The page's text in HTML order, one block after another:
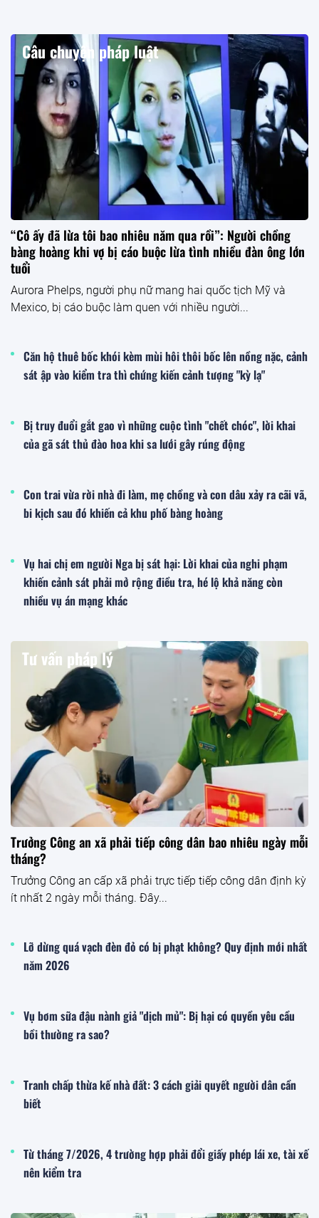
Câu chuyện pháp luật
“Cô ấy đã lừa tôi bao nhiêu năm qua rồi”: Người chồng
bàng hoàng khi vợ bị cáo buộc lừa tình nhiều đàn ông lớn
tuổi
Aurora Phelps, người phụ nữ mang hai quốc tịch Mỹ và
Mexico, bị cáo buộc làm quen với nhiều người...
Căn hộ thuê bốc khói kèm mùi hôi thôi bốc lên nồng nặc, cảnh
sát ập vào kiểm tra thì chứng kiến cảnh tượng "kỳ lạ"
Bị truy đuổi gắt gao vì những cuộc tình "chết chóc", lời khai
của gã sát thủ đào hoa khi sa lưới gây rúng động
Con trai vừa rời nhà đi làm, mẹ chồng và con dâu xảy ra cãi vã,
bi kịch sau đó khiến cả khu phố bàng hoàng
Vụ hai chị em người Nga bị sát hại: Lời khai của nghi phạm
khiến cảnh sát phải mở rộng điều tra, hé lộ khả năng còn
nhiều vụ án mạng khác
Tư vấn pháp lý
Trưởng Công an xã phải tiếp công dân bao nhiêu ngày mỗi
tháng?
Trưởng Công an cấp xã phải trực tiếp tiếp công dân định kỳ
ít nhất 2 ngày mỗi tháng. Đây...
Lỡ dừng quá vạch đèn đỏ có bị phạt không? Quy định mới nhất
năm 2026
Vụ bơm sữa đậu nành giả "dịch mủ": Bị hại có quyền yêu cầu
bồi thường ra sao?
Tranh chấp thừa kế nhà đất: 3 cách giải quyết người dân cần
biết
Từ tháng 7/2026, 4 trường hợp phải đổi giấy phép lái xe, tài xế
nên kiểm tra